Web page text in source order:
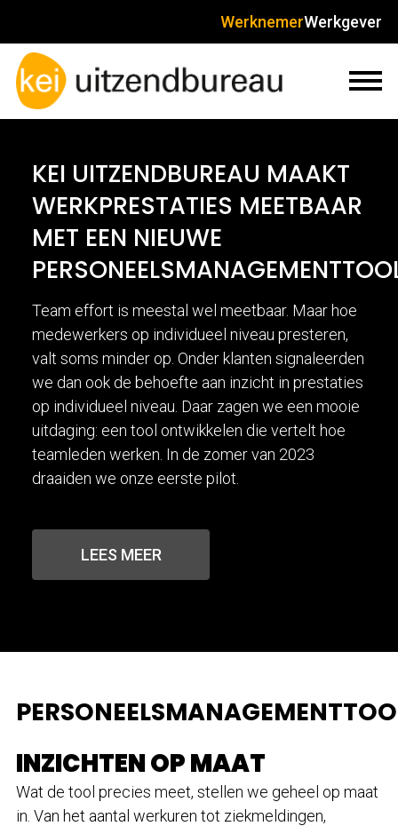
WerknemerWerkgever
KEI UITZENDBUREAU MAAKT
WERKPRESTATIES MEETBAAR
MET EEN NIEUWE
Team effort is meestal wel meetbaar. Maar hoe
medewerkers op individueel niveau presteren,
valt soms minder op. Onder klanten signaleerden
we dan ook de behoefte aan inzicht in prestaties
op individueel niveau. Daar zagen we een mooie
uitdaging: een tool ontwikkelen die vertelt hoe
teamleden werken. In de zomer van 2023
draaiden we onze eerste pilot.
LEES MEER
INZICHTEN OP MAAT
Wat de tool precies meet, stellen we geheel op maat
in. Van het aantal werkuren tot ziekmeldingen,